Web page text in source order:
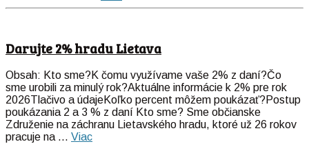
Darujte 2% hradu Lietava
Obsah: Kto sme?K čomu využívame vaše 2% z daní?Čo
sme urobili za minulý rok?Aktuálne informácie k 2% pre rok
2026Tlačivo a údajeKoľko percent môžem poukázať?Postup
poukázania 2 a 3 % z daní Kto sme? Sme občianske
Združenie na záchranu Lietavského hradu, ktoré už 26 rokov
pracuje na ... Viac